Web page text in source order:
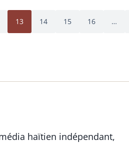
13 14 15 16 …
haïtien indépendant,